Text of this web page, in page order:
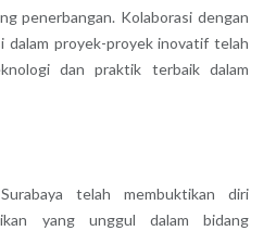
penerbangan. Kolaborasi dengan
dalam proyek-proyek inovatif telah
dan praktik terbaik dalam
telah membuktikan diri
yang unggul dalam bidang